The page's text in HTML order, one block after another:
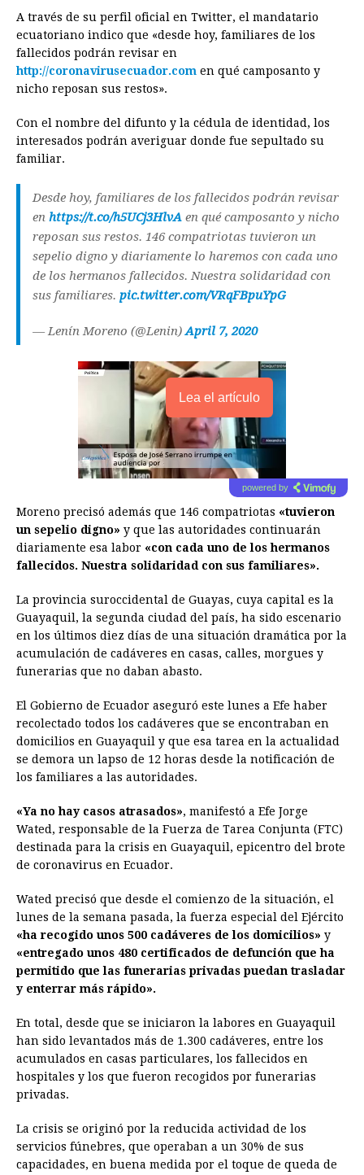
o
k
g
e
p
p
s
e
s
I
n
A través de su perfil oficial en Twitter, el mandatario
ecuatoriano indico que «desde hoy, familiares de los
fallecidos podrán revisar en
http://coronavirusecuador.com en qué camposanto y
nicho reposan sus restos».
Con el nombre del difunto y la cédula de identidad, los
interesados podrán averiguar donde fue sepultado su
familiar.
Desde hoy, familiares de los fallecidos podrán revisar
en https://t.co/h5UCj3HlvA en qué camposanto y nicho
reposan sus restos. 146 compatriotas tuvieron un
sepelio digno y diariamente lo haremos con cada uno
de los hermanos fallecidos. Nuestra solidaridad con
sus familiares. pic.twitter.com/VRqFBpuYpG
— Lenín Moreno (@Lenin)April 7, 2020
Lea el artículo
powered by
Moreno precisó además que 146 compatriotas «tuvieron
un sepelio digno» y que las autoridades continuarán
diariamente esa labor «con cada uno de los hermanos
fallecidos. Nuestra solidaridad con sus familiares».
La provincia suroccidental de Guayas, cuya capital es la
Guayaquil, la segunda ciudad del país, ha sido escenario
en los últimos diez días de una situación dramática por la
acumulación de cadáveres en casas, calles, morgues y
funerarias que no daban abasto.
El Gobierno de Ecuador aseguró este lunes a Efe haber
recolectado todos los cadáveres que se encontraban en
domicilios en Guayaquil y que esa tarea en la actualidad
se demora un lapso de 12 horas desde la notificación de
los familiares a las autoridades.
«Ya no hay casos atrasados», manifestó a Efe Jorge
Wated, responsable de la Fuerza de Tarea Conjunta (FTC)
destinada para la crisis en Guayaquil, epicentro del brote
de coronavirus en Ecuador.
Wated precisó que desde el comienzo de la situación, el
lunes de la semana pasada, la fuerza especial del Ejército
«ha recogido unos 500 cadáveres de los domicilios» y
«entregado unos 480 certificados de defunción que ha
permitido que las funerarias privadas puedan trasladar
y enterrar más rápido».
En total, desde que se iniciaron la labores en Guayaquil
han sido levantados más de 1.300 cadáveres, entre los
acumulados en casas particulares, los fallecidos en
hospitales y los que fueron recogidos por funerarias
privadas.
La crisis se originó por la reducida actividad de los
servicios fúnebres, que operaban a un 30% de sus
capacidades, en buena medida por el toque de queda de